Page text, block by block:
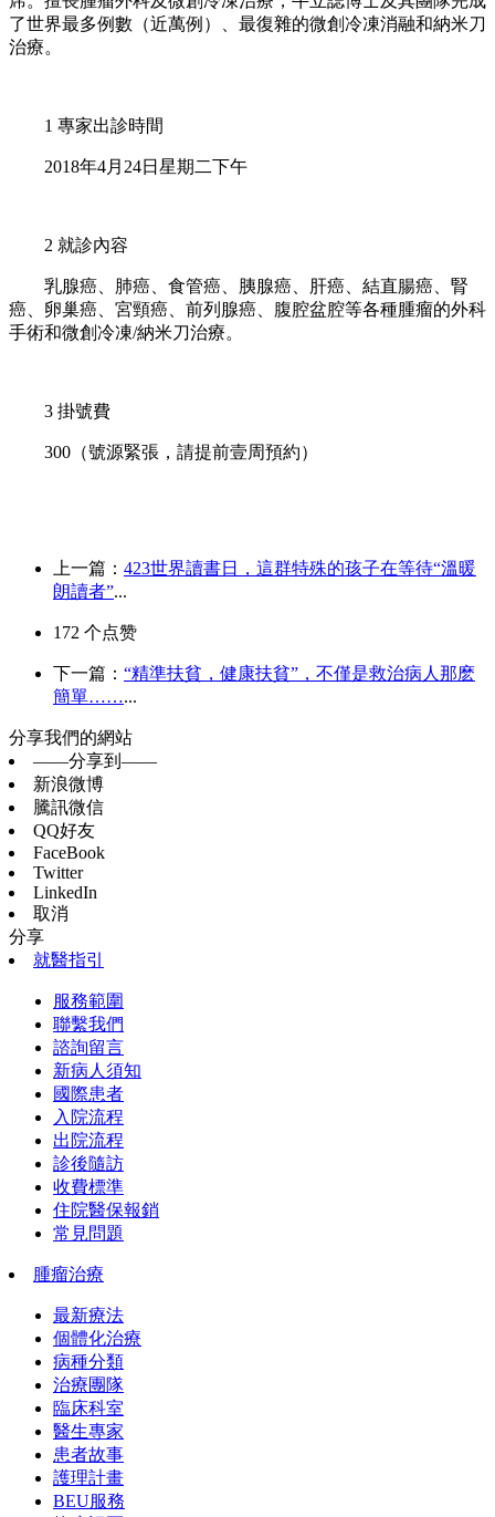
了世界最多例數（近萬例）、最復雜的微創冷凍消融和納米刀
治療。
1 專家出診時間
2018年4月24日星期二下午
2 就診內容
乳腺癌、肺癌、食管癌、胰腺癌、肝癌、結直腸癌、腎
癌、卵巢癌、宮頸癌、前列腺癌、腹腔盆腔等各種腫瘤的外科
手術和微創冷凍/納米刀治療。
3 掛號費
300（號源緊張，請提前壹周預約）
上一篇： 423世界讀書日，這群特殊的孩子在等待“溫暖
朗讀者”...
172 个点赞
下一篇： “精準扶貧，健康扶貧”，不僅是救治病人那麽
簡單……...
分享我們的網站
——分享到——
新浪微博
騰訊微信
QQ好友
FaceBook
Twitter
LinkedIn
取消
分享
就醫指引
服務範圍
聯繫我們
諮詢留言
新病人須知
國際患者
入院流程
出院流程
診後隨訪
收費標準
住院醫保報銷
常見問題
腫瘤治療
最新療法
個體化治療
病種分類
治療團隊
臨床科室
醫生專家
患者故事
護理計畫
BEU服務